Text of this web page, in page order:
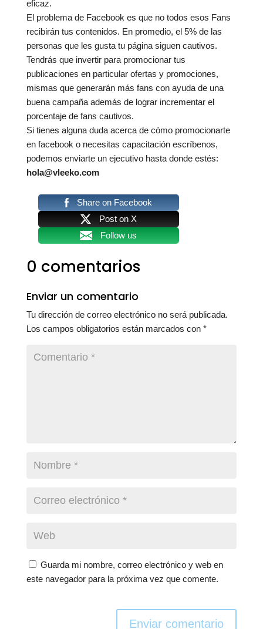
eficaz.
El problema de Facebook es que no todos esos Fans
recibirán tus contenidos. En promedio, el 5% de las
personas que les gusta tu página siguen cautivos.
Tendrás que invertir para promocionar tus
publicaciones en particular ofertas y promociones,
mismas que generarán más fans con ayuda de una
buena campaña además de lograr incrementar el
porcentaje de fans cautivos.
Si tienes alguna duda acerca de cómo promocionarte
en facebook o necesitas capacitación escríbenos,
podemos enviarte un ejecutivo hasta donde estés:
hola@vleeko.com
Share on Facebook
Post on X
Follow us
0 comentarios
Enviar un comentario
Tu dirección de correo electrónico no será publicada.
Los campos obligatorios están marcados con *
Guarda mi nombre, correo electrónico y web en
este navegador para la próxima vez que comente.
Enviar comentario